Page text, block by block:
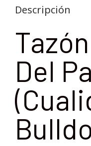
Descripción
Del